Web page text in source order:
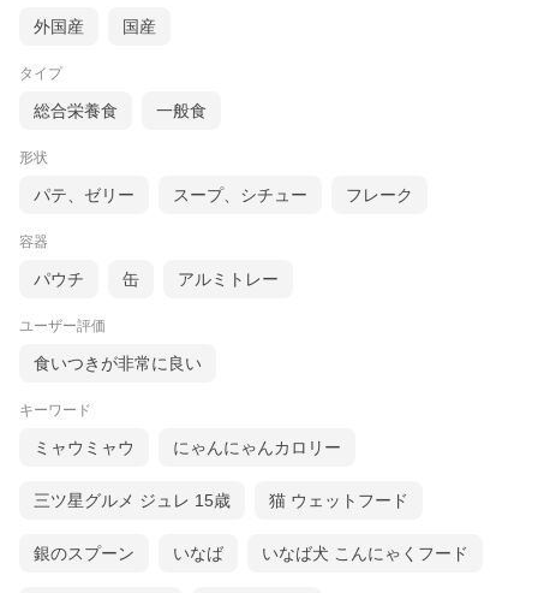
外国産 国産
タイプ
総合栄養食 一般食
形状
パテ、ゼリー スープ、シチュー フレーク
容器
パウチ 缶 アルミトレー
ユーザー評価
食いつきが非常に良い
キーワード
ミャウミャウ にゃんにゃんカロリー
三ツ星グルメ ジュレ 15歳 猫 ウェットフード
銀のスプーン いなば いなば犬 こんにゃくフード